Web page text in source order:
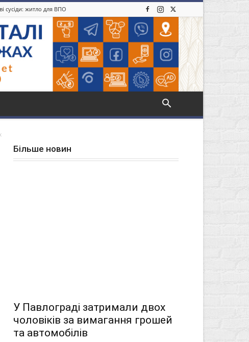
сусіди: житло для ВПО
Більше новин
У Павлограді затримали двох
чоловіків за вимагання грошей
та автомобілів